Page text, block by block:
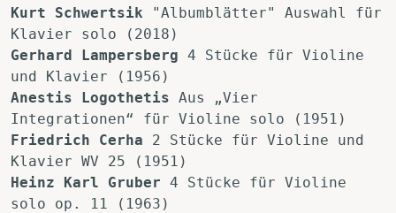
Kurt Schwertsik "Albumblätter" Auswahl für
Klavier solo (2018)
Gerhard Lampersberg 4 Stücke für Violine
und Klavier (1956)
Anestis Logothetis Aus „Vier
Integrationen“ für Violine solo (1951)
Friedrich Cerha 2 Stücke für Violine und
Klavier WV 25 (1951)
Heinz Karl Gruber 4 Stücke für Violine
solo op. 11 (1963)